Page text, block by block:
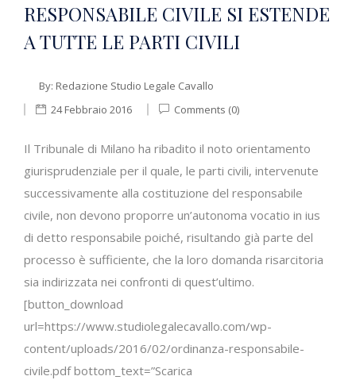
RESPONSABILE CIVILE SI ESTENDE
A TUTTE LE PARTI CIVILI
By: Redazione Studio Legale Cavallo
24 Febbraio 2016
Comments (0)
Il Tribunale di Milano ha ribadito il noto orientamento
giurisprudenziale per il quale, le parti civili, intervenute
successivamente alla costituzione del responsabile
civile, non devono proporre un’autonoma vocatio in ius
di detto responsabile poiché, risultando già parte del
processo è sufficiente, che la loro domanda risarcitoria
sia indirizzata nei confronti di quest’ultimo.
[button_download
url=https://www.studiolegalecavallo.com/wp-
content/uploads/2016/02/ordinanza-responsabile-
civile.pdf bottom_text=”Scarica